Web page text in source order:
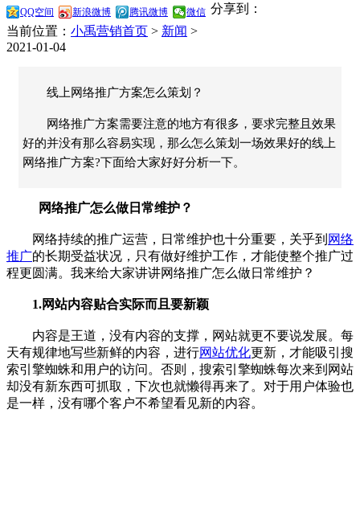
分享到：
QQ空间 新浪微博 腾讯微博 微信
当前位置： 小禹营销首页 > 新闻 >
2021-01-04
线上网络推广方案怎么策划？
网络推广方案需要注意的地方有很多，要求完整且效果
好的并没有那么容易实现，那么怎么策划一场效果好的线上
网络推广方案?下面给大家好好分析一下。
网络推广怎么做日常维护？
网络持续的推广运营，日常维护也十分重要，关乎到 网络
推广的长期受益状况，只有做好维护工作，才能使整个推广过
程更圆满。我来给大家讲讲网络推广怎么做日常维护？
1.网站内容贴合实际而且要新颖
内容是王道，没有内容的支撑，网站就更不要说发展。每
天有规律地写些新鲜的内容，进行网站优化更新，才能吸引搜
索引擎蜘蛛和用户的访问。否则，搜索引擎蜘蛛每次来到网站
却没有新东西可抓取，下次也就懒得再来了。对于用户体验也
是一样，没有哪个客户不希望看见新的内容。